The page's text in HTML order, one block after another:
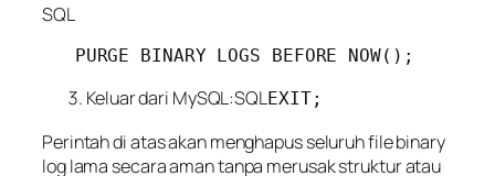
SQL
Keluar dari MySQL:SQLEXIT;
Perintah di atas akan menghapus seluruh file binary
log lama secara aman tanpa merusak struktur atau